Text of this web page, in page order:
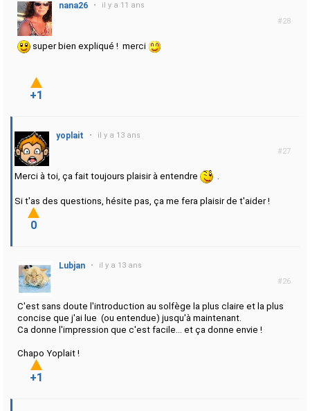
#28
nana26 • il y a 11 ans
super bien expliqué ! merci
+1
#27
yoplait • il y a 13 ans
Merci à toi, ça fait toujours plaisir à entendre .
Si t'as des questions, hésite pas, ça me fera plaisir de t'aider !
0
#26
Lubjan • il y a 13 ans
C'est sans doute l'introduction au solfège la plus claire et la plus
concise que j'ai lue (ou entendue) jusqu'à maintenant.
Ca donne l'impression que c'est facile... et ça donne envie !
Chapo Yoplait !
+1